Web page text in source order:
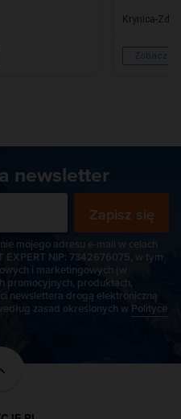
Krynica-Zdrój
Zobacz
newsletter
Zapisz się
mojego adresu e-mail w celach
NIP: 7342676075, w tym
i marketingowych (w
promocyjnych, produktach,
newslettera drogą elektroniczną
zasad określonych w Polityce